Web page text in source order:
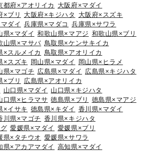
都府×アオリイカ
大阪府×マダイ
×ブリ 大阪府×キジハタ
大阪府×スズキ
ダイ 兵庫県×マダコ
兵庫県×サワラ
県×マダイ 和歌山県×マアジ 和歌山県×ブリ
山県×マサバ 鳥取県×ケンサキイカ
×スルメイカ
鳥取県×アオリイカ
×スズキ 岡山県×マダイ
岡山県×ヒラメ
県×マゴチ 広島県×マダイ 広島県×キジハタ
×ブリ
広島県×アオリイカ
山口県×マダイ 山口県×キジハタ
口県×ヒラマサ 徳島県×ブリ
徳島県×マアジ
×イサキ 徳島県×キダイ 香川県×マダイ
川県×マゴチ 香川県×キジハタ
愛媛県×マダイ 愛媛県×ブリ
県×タチウオ 愛媛県×サワラ
県×アカアマダイ 高知県×マダイ